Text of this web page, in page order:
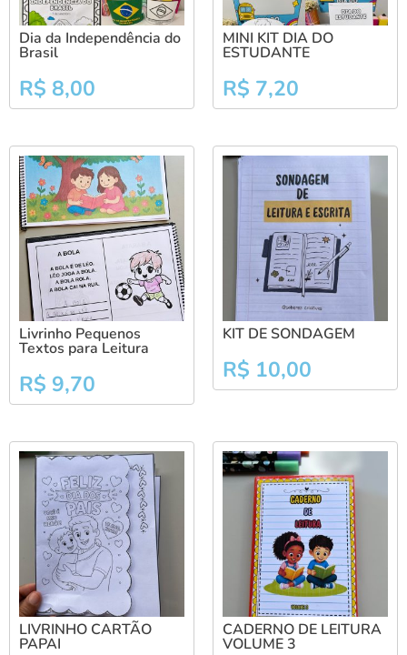
Dia da Independência do
Brasil
R$ 8,00
MINI KIT DIA DO
ESTUDANTE
R$ 7,20
Livrinho Pequenos
Textos para Leitura
R$ 9,70
KIT DE SONDAGEM
R$ 10,00
LIVRINHO CARTÃO
PAPAI
CADERNO DE LEITURA
VOLUME 3